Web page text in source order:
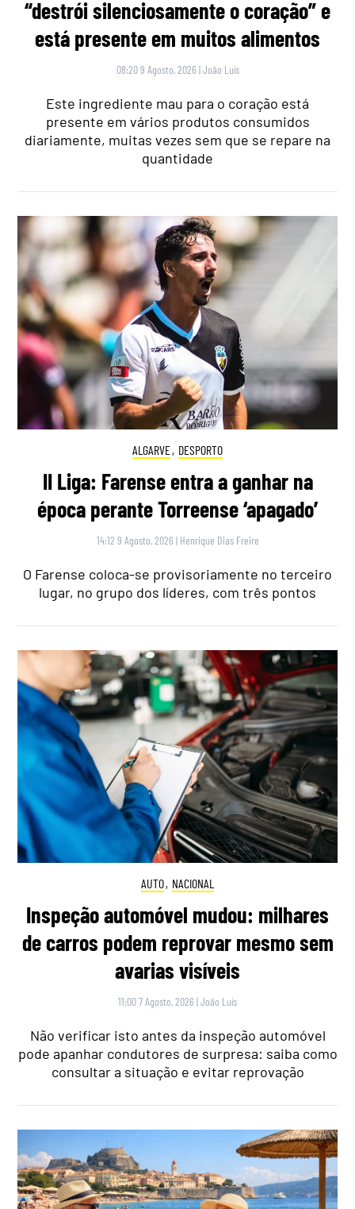
“destrói silenciosamente o coração” e
está presente em muitos alimentos
08:20 9 Agosto, 2026 |João Luís
Este ingrediente mau para o coração está
presente em vários produtos consumidos
diariamente, muitas vezes sem que se repare na
quantidade
ALGARVE, DESPORTO
II Liga: Farense entra a ganhar na
época perante Torreense ‘apagado’
14:12 9 Agosto, 2026 | Henrique Dias Freire
O Farense coloca-se provisoriamente no terceiro
lugar, no grupo dos líderes, com três pontos
AUTO, NACIONAL
Inspeção automóvel mudou: milhares
de carros podem reprovar mesmo sem
avarias visíveis
11:00 7 Agosto, 2026 |João Luís
Não verificar isto antes da inspeção automóvel
pode apanhar condutores de surpresa: saiba como
consultar a situação e evitar reprovação